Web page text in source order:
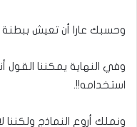
وحسبك عارا أن تعيش
وفي النهاية يمكننا القول
استخدامه!!.
ونملك أروع النماذج